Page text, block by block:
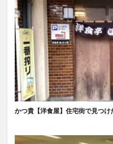
かつ貴【洋食屋】住宅街で見つけ